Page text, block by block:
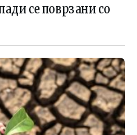
се поврзани со